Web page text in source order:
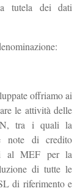
tutela dei dati
offriamo ai
le attività delle
tra i quali la
note di credito
al MEF per la
di tutte le
di riferimento e